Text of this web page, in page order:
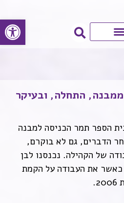
פתח
ממבנה, התחלה, ובעיקר
הספר תמר הכניסה למבנה
הדברים, גם לא בוקרם,
של הקהילה. נכנסנו לבן
בספטמבר 2010, כאשר את העבודה על הקמת